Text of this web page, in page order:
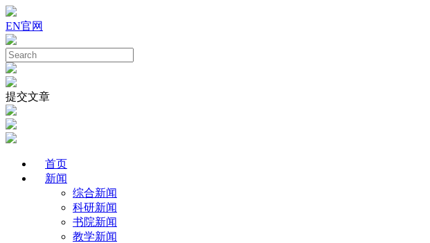
EN官网
提交文章
首页
新闻
综合新闻
科研新闻
书院新闻
教学新闻